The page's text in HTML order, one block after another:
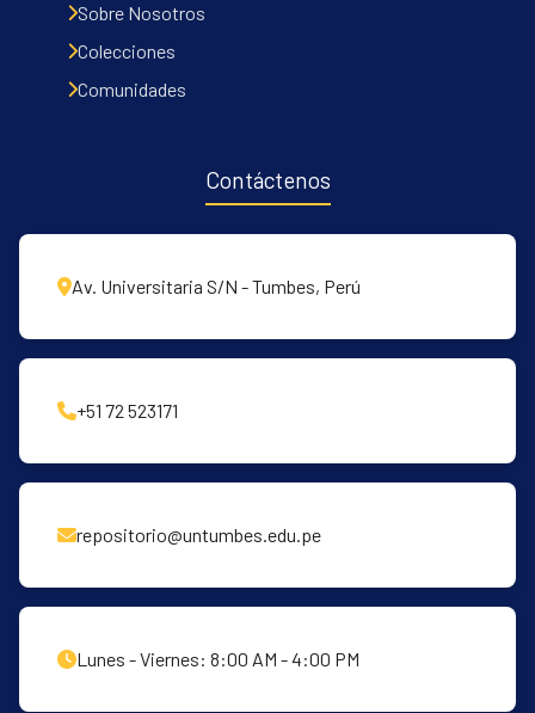
Sobre Nosotros
Colecciones
Comunidades
Contáctenos
Av. Universitaria S/N - Tumbes, Perú
+51 72 523171
repositorio@untumbes.edu.pe
Lunes - Viernes: 8:00 AM - 4:00 PM